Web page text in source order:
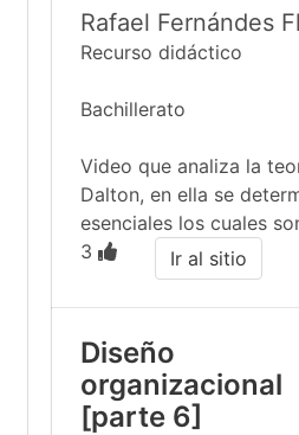
Rafael Fernándes
Recurso didáctico
Bachillerato
Video que analiza la
Dalton, en ella se
esenciales los cuales
3
Ir al sitio
Diseño
organizacional
[parte 6]